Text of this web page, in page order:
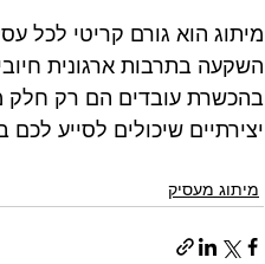
מיתוג הוא גורם קריטי לכל
השקעה בתרבות ארגונית
בהכשרת עובדים הם רק חלק
יצירתיים שיכולים לסייע
מיתוג מעסיק